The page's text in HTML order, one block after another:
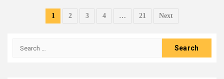
1 2 3 4 … 21 Next